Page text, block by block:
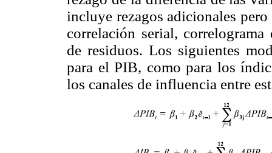
incluye rezagos adicionales
correlación serial, correlograma
de residuos. Los siguientes
para el PIB, como para los
los canales de influencia entre